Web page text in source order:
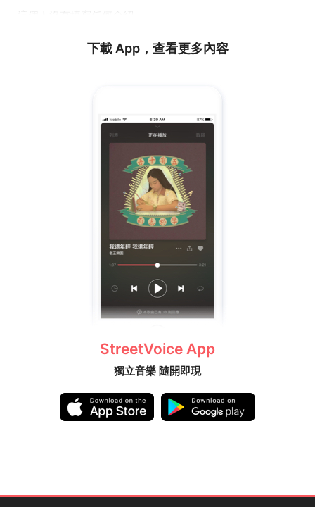
下載 App，查看更多內容
StreetVoice App
獨立音樂 隨開即現